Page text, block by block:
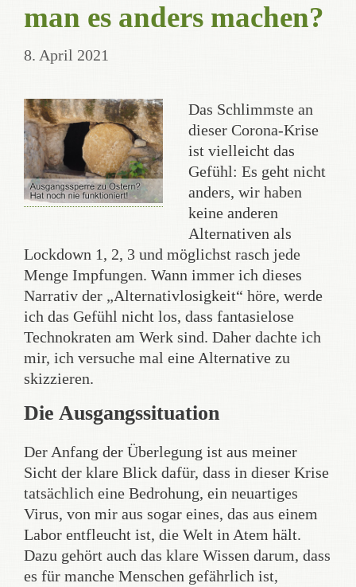
man es anders machen?
8. April 2021
Das Schlimmste an
dieser Corona-Krise
ist vielleicht das
Gefühl: Es geht nicht
anders, wir haben
keine anderen
Alternativen als
Lockdown 1, 2, 3 und möglichst rasch jede
Menge Impfungen. Wann immer ich dieses
Narrativ der „Alternativlosigkeit“ höre, werde
ich das Gefühl nicht los, dass fantasielose
Technokraten am Werk sind. Daher dachte ich
mir, ich versuche mal eine Alternative zu
skizzieren.
Die Ausgangssituation
Der Anfang der Überlegung ist aus meiner
Sicht der klare Blick dafür, dass in dieser Krise
tatsächlich eine Bedrohung, ein neuartiges
Virus, von mir aus sogar eines, das aus einem
Labor entfleucht ist, die Welt in Atem hält.
Dazu gehört auch das klare Wissen darum, dass
es für manche Menschen gefährlich ist,